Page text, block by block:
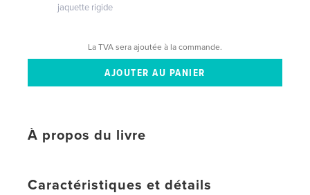
jaquette rigide
La TVA sera ajoutée à la commande.
À propos du livre
Caractéristiques et détails